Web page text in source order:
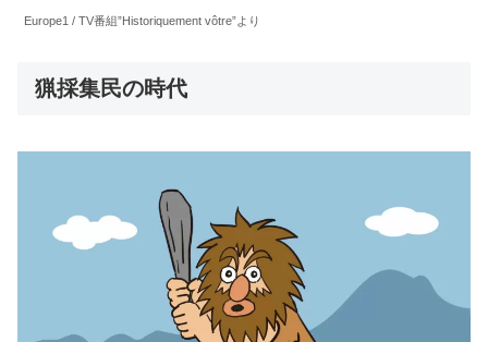
Europe1 / TV番組”Historiquement vôtre”より
猟採集民の時代